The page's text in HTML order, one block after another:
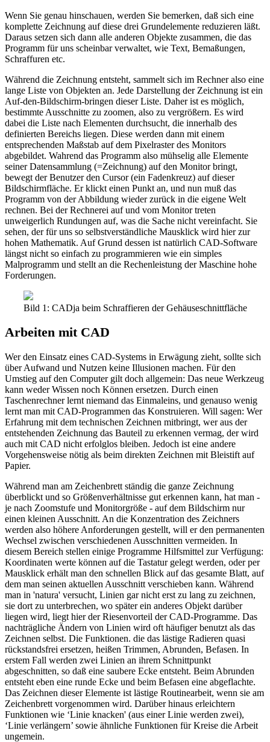
Wenn Sie genau hinschauen, werden Sie bemerken, daß sich eine
komplette Zeichnung auf diese drei Grundelemente reduzieren läßt.
Daraus setzen sich dann alle anderen Objekte zusammen, die das
Programm für uns scheinbar verwaltet, wie Text, Bemaßungen,
Schraffuren etc.
Während die Zeichnung entsteht, sammelt sich im Rechner also eine
lange Liste von Objekten an. Jede Darstellung der Zeichnung ist ein
Auf-den-Bildschirm-bringen dieser Liste. Daher ist es möglich,
bestimmte Ausschnitte zu zoomen, also zu vergrößern. Es wird
dabei die Liste nach Elementen durchsucht, die innerhalb des
definierten Bereichs liegen. Diese werden dann mit einem
entsprechenden Maßstab auf dem Pixelraster des Monitors
abgebildet. Wahrend das Programm also mühselig alle Elemente
seiner Datensammlung (=Zeichnung) auf den Monitor bringt,
bewegt der Benutzer den Cursor (ein Fadenkreuz) auf dieser
Bildschirmfläche. Er klickt einen Punkt an, und nun muß das
Programm von der Abbildung wieder zurück in die eigene Welt
rechnen. Bei der Rechnerei auf und vom Monitor treten
unweigerlich Rundungen auf, was die Sache nicht vereinfacht. Sie
sehen, der für uns so selbstverständliche Mausklick wird hier zur
hohen Mathematik. Auf Grund dessen ist natürlich CAD-Software
längst nicht so einfach zu programmieren wie ein simples
Malprogramm und stellt an die Rechenleistung der Maschine hohe
Forderungen.
Bild 1: CADja beim Schraffieren der Gehäuseschnittfläche
Arbeiten mit CAD
Wer den Einsatz eines CAD-Systems in Erwägung zieht, sollte sich
über Aufwand und Nutzen keine Illusionen machen. Für den
Umstieg auf den Computer gilt doch allgemein: Das neue Werkzeug
kann weder Wissen noch Können ersetzen. Durch einen
Taschenrechner lernt niemand das Einmaleins, und genauso wenig
lernt man mit CAD-Programmen das Konstruieren. Will sagen: Wer
Erfahrung mit dem technischen Zeichnen mitbringt, wer aus der
entstehenden Zeichnung das Bauteil zu erkennen vermag, der wird
auch mit CAD nicht erfolglos bleiben. Jedoch ist eine andere
Vorgehensweise nötig als beim direkten Zeichnen mit Bleistift auf
Papier.
Während man am Zeichenbrett ständig die ganze Zeichnung
überblickt und so Größenverhältnisse gut erkennen kann, hat man -
je nach Zoomstufe und Monitorgröße - auf dem Bildschirm nur
einen kleinen Ausschnitt. An die Konzentration des Zeichners
werden also höhere Anforderungen gestellt, will er den permanenten
Wechsel zwischen verschiedenen Ausschnitten vermeiden. In
diesem Bereich stellen einige Programme Hilfsmittel zur Verfügung:
Koordinaten werte können auf die Tastatur gelegt werden, oder per
Mausklick erhält man den schnellen Blick auf das gesamte Blatt, auf
dem man seinen aktuellen Ausschnitt verschieben kann. Während
man in 'natura' versucht, Linien gar nicht erst zu lang zu zeichnen,
sie dort zu unterbrechen, wo später ein anderes Objekt darüber
liegen wird, liegt hier der Riesenvorteil der CAD-Programme. Das
nachträgliche Ändern von Linien wird oft häufiger benutzt als das
Zeichnen selbst. Die Funktionen. die das lästige Radieren quasi
rückstandsfrei ersetzen, heißen Trimmen, Abrunden, Befasen. In
erstem Fall werden zwei Linien an ihrem Schnittpunkt
abgeschnitten, so daß eine saubere Ecke entsteht. Beim Abrunden
entsteht eben eine runde Ecke und beim Befasen eine abgeflachte.
Das Zeichnen dieser Elemente ist lästige Routinearbeit, wenn sie am
Zeichenbrett vorgenommen wird. Darüber hinaus erleichtern
Funktionen wie ‘Linie knacken' (aus einer Linie werden zwei),
‘Linie verlängern’ sowie ähnliche Funktionen für Kreise die Arbeit
ungemein.